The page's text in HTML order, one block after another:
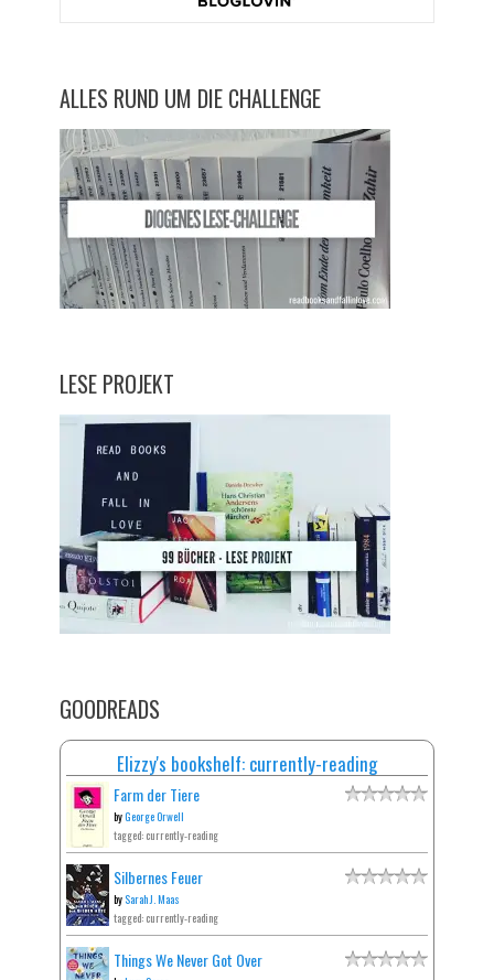
ALLES RUND UM DIE CHALLENGE
LESE PROJEKT
GOODREADS
Elizzy's bookshelf: currently-reading
Farm der Tiere
byGeorge Orwell
tagged: currently-reading
Silbernes Feuer
by Sarah J. Maas
tagged: currently-reading
Things We Never Got Over